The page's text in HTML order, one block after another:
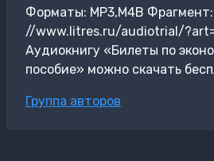
Форматы: MP3,M4B
//www.litres.ru/audiotrial/
Аудиокнигу «Билеты по
пособие» можно скачать
Метки
Группа авторов